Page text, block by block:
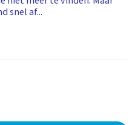
snel af...